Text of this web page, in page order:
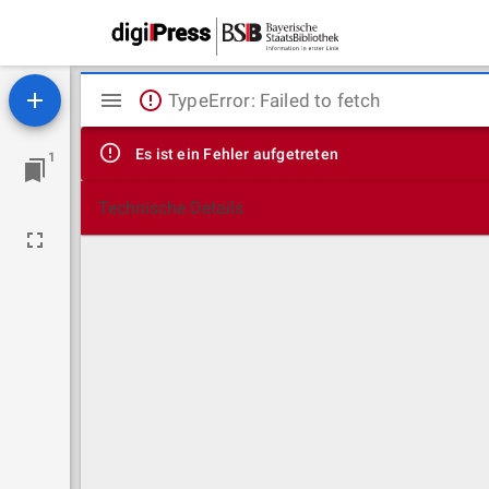
1
Mirador
Viewer
TypeError: Failed to fetch
Es ist ein Fehler aufgetreten
Technische Details